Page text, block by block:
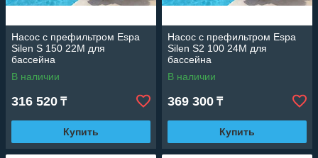
Насос c префильтром Espa
Silen S 150 22M для
бассейна
(Производительность 20 м3/
ч, мощность: 1,60 кВт,
В наличии
316 520 ₸
Купить
Насос c префильтром Espa
Silen S2 100 24M для
бассейна
(Производительность 21 м3/
ч, мощность: 1,60 кВт,
В наличии
369 300 ₸
Купить